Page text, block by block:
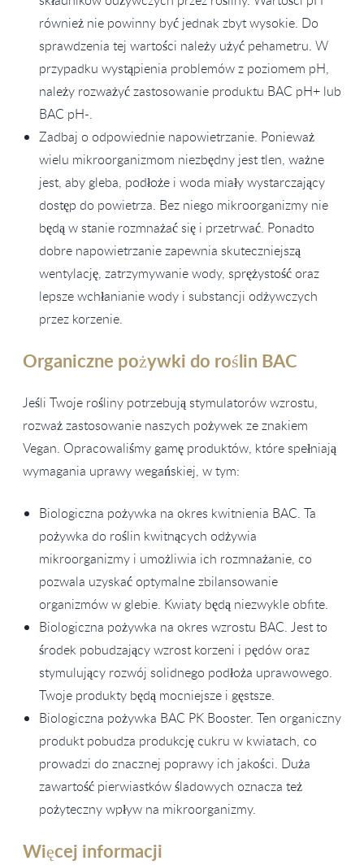
również nie powinny być jednak zbyt wysokie. Do
sprawdzenia tej wartości należy użyć pehametru. W
przypadku wystąpienia problemów z poziomem pH,
należy rozważyć zastosowanie produktu BAC pH+ lub
BAC pH-.
Zadbaj o odpowiednie napowietrzanie. Ponieważ
wielu mikroorganizmom niezbędny jest tlen, ważne
jest, aby gleba, podłoże i woda miały wystarczający
dostęp do powietrza. Bez niego mikroorganizmy nie
będą w stanie rozmnażać się i przetrwać. Ponadto
dobre napowietrzanie zapewnia skuteczniejszą
wentylację, zatrzymywanie wody, sprężystość oraz
lepsze wchłanianie wody i substancji odżywczych
przez korzenie.
Organiczne pożywki do roślin BAC
Jeśli Twoje rośliny potrzebują stymulatorów wzrostu,
rozważ zastosowanie naszych pożywek ze znakiem
Vegan. Opracowaliśmy gamę produktów, które spełniają
wymagania uprawy wegańskiej, w tym:
Biologiczna pożywka na okres kwitnienia BAC. Ta
pożywka do roślin kwitnących odżywia
mikroorganizmy i umożliwia ich rozmnażanie, co
pozwala uzyskać optymalne zbilansowanie
organizmów w glebie. Kwiaty będą niezwykle obfite.
Biologiczna pożywka na okres wzrostu BAC. Jest to
środek pobudzający wzrost korzeni i pędów oraz
stymulujący rozwój solidnego podłoża uprawowego.
Twoje produkty będą mocniejsze i gęstsze.
Biologiczna pożywka BAC PK Booster. Ten organiczny
produkt pobudza produkcję cukru w kwiatach, co
prowadzi do znacznej poprawy ich jakości. Duża
zawartość pierwiastków śladowych oznacza też
pożyteczny wpływ na mikroorganizmy.
Więcej informacji